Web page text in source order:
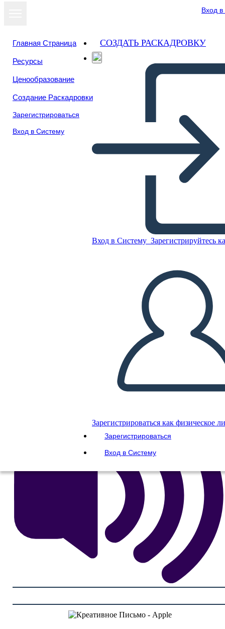
Вход
Главная Страница
Ресурсы
Ценообразование
Создание Раскадровки
Зарегистрироваться
Вход в Систему
СОЗДАТЬ РАСКАДРОВКУ
Вход в Систему Зарегистрируйтесь
Зарегистрироваться как физическое
Зарегистрироваться
Вход в Систему
Креативное Письмо - Apple
Скопируйте эту раскадровку
СОЗДАТЬ РАСКАДРОВКУ
ВОСПРОИЗВЕСТИ СЛАЙД-ШОУ
ПОЧИТАЙ МНЕ